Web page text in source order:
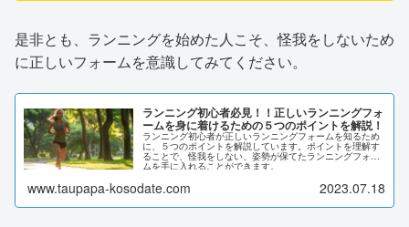
是非とも、ランニングを始めた人こそ、怪我をしないため
に正しいフォームを意識してみてください。
ランニング初心者必見！！正しいランニングフォ
ームを身に着けるための５つのポイントを解説！
ランニング初心者が正しいランニングフォームを知るため
に、５つのポイントを解説しています。ポイントを理解す
ることで、怪我をしない、姿勢が保てたランニングフォー
ムを手に入れることができます。
www.taupapa-kosodate.com 2023.07.18